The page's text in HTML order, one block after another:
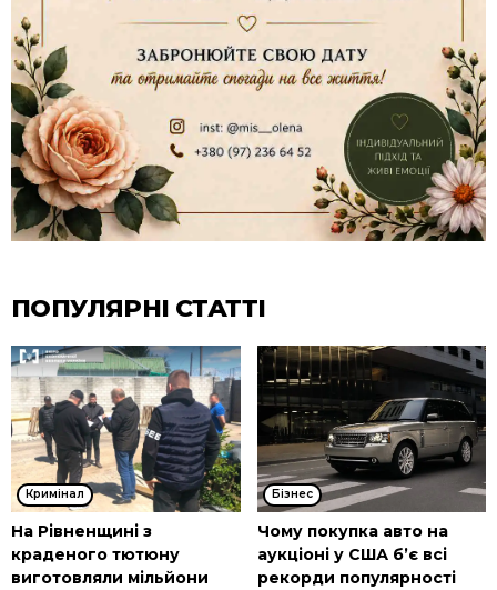
ПОПУЛЯРНІ СТАТТІ
Кримінал
На Рівненщині з
краденого тютюну
виготовляли мільйони
Бізнес
Чому покупка авто на
аукціоні у США б’є всі
рекорди популярності